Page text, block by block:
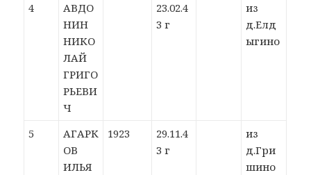
4
АВДО
НИН
НИКО
ЛАЙ
ГРИГО
РЬЕВИ
Ч
23.02.4
3 г
из
д.Елд
ыгино
5
АГАРК
ОВ
ИЛЬЯ
1923
29.11.4
3 г
из
д.Гри
шино